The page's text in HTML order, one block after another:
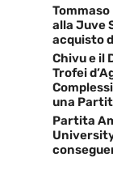
alla Juve
acquisto
Chivu e il
Trofei
una
Partita